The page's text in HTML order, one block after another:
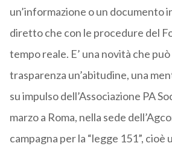
un’informazione o un documento
diretto che con le procedure del
tempo reale. E’ una novità che
trasparenza un’abitudine, una
su impulso dell’Associazione PA
marzo a Roma, nella sede
campagna per la “legge 151”, cioè